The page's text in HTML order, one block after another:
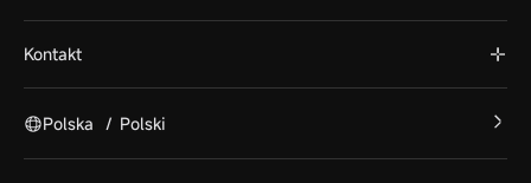
Kontakt
Polska / Polski